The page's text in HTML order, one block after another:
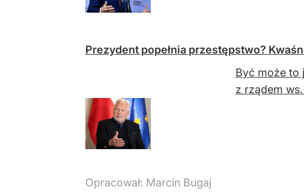
Prezydent popełnia przestępstwo?
Być może to
z rządem
Opracował: Marcin Bugaj